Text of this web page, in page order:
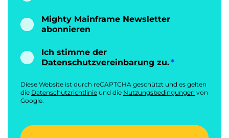
Mighty Mainframe Newsletter
abonnieren
Ich stimme der
Datenschutzvereinbarung zu.
Diese Website ist durch reCAPTCHA geschützt und es gelten
die Datenschutzrichtlinie und die Nutzungsbedingungen von
Google.